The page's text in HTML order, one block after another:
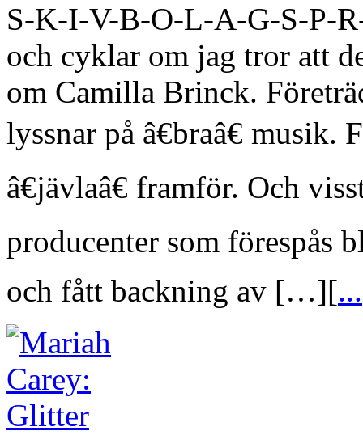
S-K-I-V-B-O-L-A-G-S-P-
och cyklar om jag tror att
om Camilla Brinck.
lyssnar på â€braâ€
â€jävlaâ€ framför. Och
producenter som förespås
och fått backning av […][...